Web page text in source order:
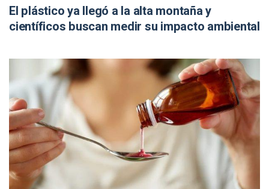
El plástico ya llegó a la alta montaña y
científicos buscan medir su impacto ambiental